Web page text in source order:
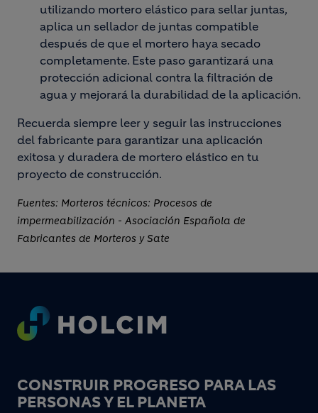
utilizando mortero elástico para sellar juntas,
aplica un sellador de juntas compatible
después de que el mortero haya secado
completamente. Este paso garantizará una
protección adicional contra la filtración de
agua y mejorará la durabilidad de la aplicación.
Recuerda siempre leer y seguir las instrucciones
del fabricante para garantizar una aplicación
exitosa y duradera de mortero elástico en tu
proyecto de construcción.
Fuentes: Morteros técnicos: Procesos de
impermeabilización - Asociación Española de
Fabricantes de Morteros y Sate
Footer
CONSTRUIR PROGRESO PARA LAS
PERSONAS Y EL PLANETA